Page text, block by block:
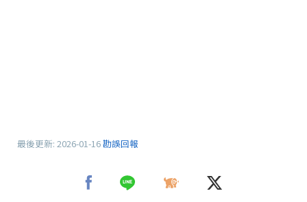
最後更新: 2026-01-16勘誤回報